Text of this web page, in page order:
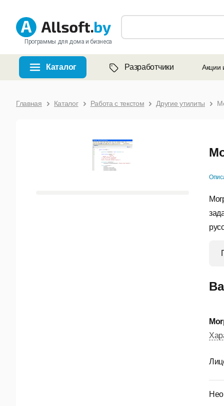
Программы для дома и бизнеса
Каталог Разработчики Акции
Главная Каталог Работа с текстом Другие утилиты